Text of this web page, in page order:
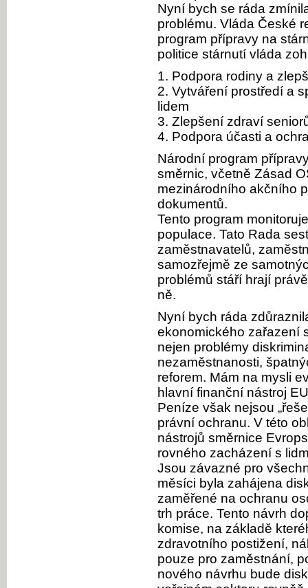
Nyní bych se ráda
problému. Vláda České
program přípravy na
politice stárnutí vláda
1. Podpora rodiny a
2. Vytváření prostředí a
lidem
3. Zlepšení zdraví
4. Podpora účasti a
Národní program
směrnic, včetně Zásad
mezinárodního akčního
dokumentů.
Tento program
populace. Tato Rada
zaměstnavatelů,
samozřejmě ze
problémů stáří hrají
ně.
Nyní bych ráda
ekonomického zařazení
nejen problémy
nezaměstnanosti,
reforem. Mám na mysli
hlavní finanční nástroj
Peníze však nejsou
právní ochranu. V této
nástrojů směrnice
rovného zacházení s
Jsou závazné pro
měsíci byla zahájena
zaměřené na ochranu
trh práce. Tento návrh
komise, na základě
zdravotního postižení,
pouze pro zaměstnání,
nového návrhu bude